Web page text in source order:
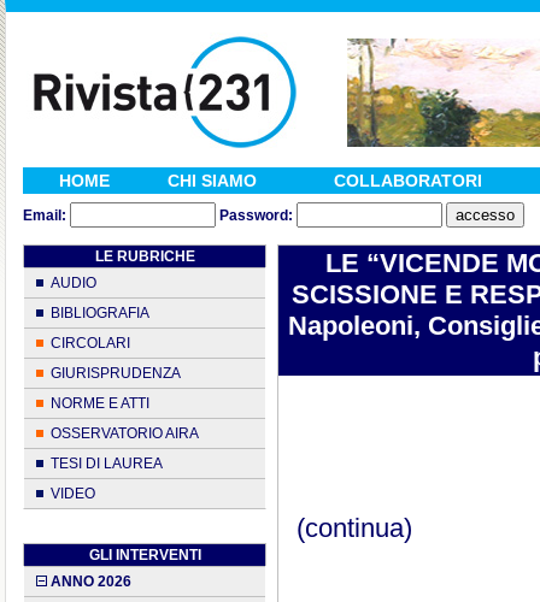
HOME CHI SIAMO COLLABORATORI
Email: Password:
LE RUBRICHE
AUDIO
BIBLIOGRAFIA
CIRCOLARI
GIURISPRUDENZA
NORME E ATTI
OSSERVATORIO AIRA
TESI DI LAUREA
VIDEO
GLI INTERVENTI
ANNO 2026
LE “VICENDE
SCISSIONE E
Napoleoni,
(continua)